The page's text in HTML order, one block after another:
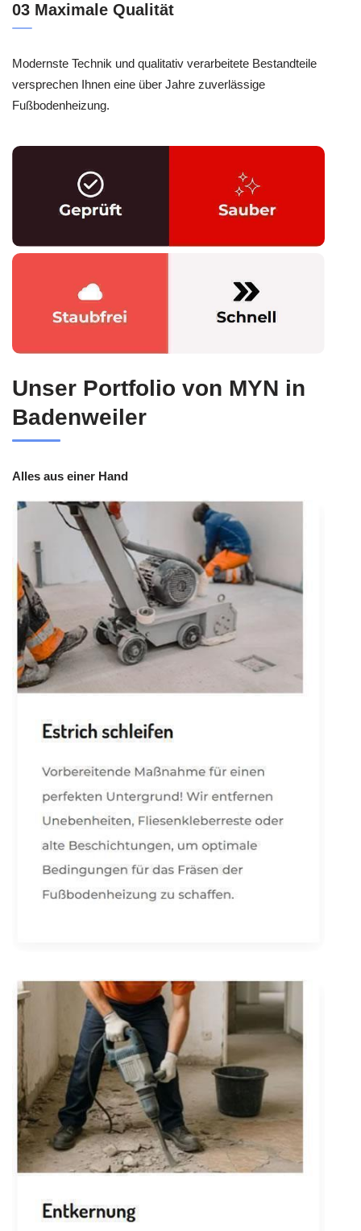
03 Maximale Qualität
Modernste Technik und qualitativ verarbeitete Bestandteile
versprechen Ihnen eine über Jahre zuverlässige
Fußbodenheizung.
Unser Portfolio von MYN in
Badenweiler
Alles aus einer Hand